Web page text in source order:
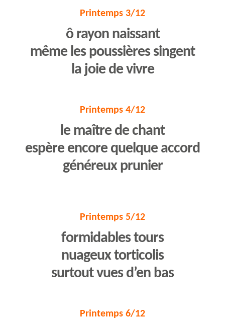
Printemps 3/12
ô rayon naissant
même les poussières singent
la joie de vivre
Printemps 4/12
le maître de chant
espère encore quelque accord
généreux prunier
Printemps 5/12
formidables tours
nuageux torticolis
surtout vues d’en bas
Printemps 6/12